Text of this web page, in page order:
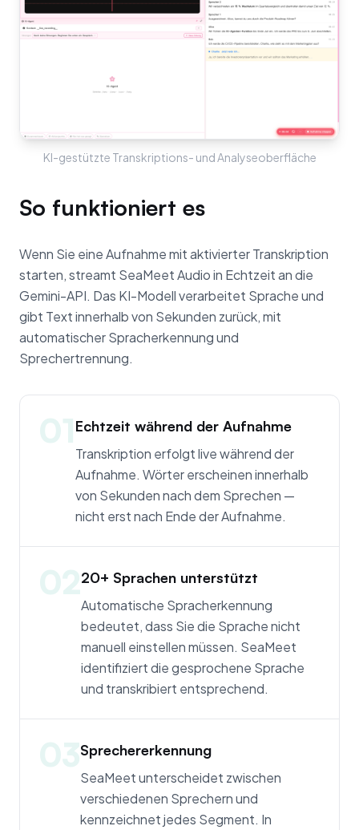
KI-gestützte Transkriptions- und Analyseoberfläche
So funktioniert es
Wenn Sie eine Aufnahme mit aktivierter Transkription
starten, streamt SeaMeet Audio in Echtzeit an die
Gemini-API. Das KI-Modell verarbeitet Sprache und
gibt Text innerhalb von Sekunden zurück, mit
automatischer Spracherkennung und
Sprechertrennung.
01Echtzeit während der Aufnahme
Transkription erfolgt live während der
Aufnahme. Wörter erscheinen innerhalb
von Sekunden nach dem Sprechen —
nicht erst nach Ende der Aufnahme.
0220+ Sprachen unterstützt
Automatische Spracherkennung
bedeutet, dass Sie die Sprache nicht
manuell einstellen müssen. SeaMeet
identifiziert die gesprochene Sprache
und transkribiert entsprechend.
03Sprechererkennung
SeaMeet unterscheidet zwischen
verschiedenen Sprechern und
kennzeichnet jedes Segment. In